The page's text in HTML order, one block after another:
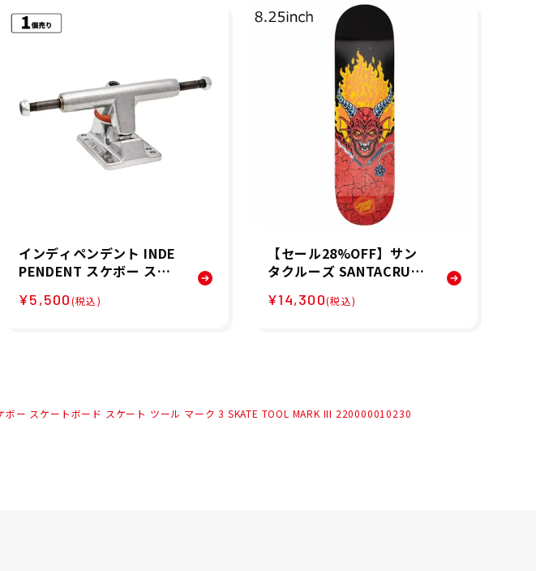
インディペンデント INDE
PENDENT スケボー スケ
ディ ステージ11 109 ポリ
¥5,500(税込)
【セール28%OFF】サン
タクルーズ SANTACRUZ
LFIRE CLUB 8.25 スケー
¥14,300(税込)
ボー スケートボード スケート ツール マーク 3 SKATE TOOL MARK III 220000010230